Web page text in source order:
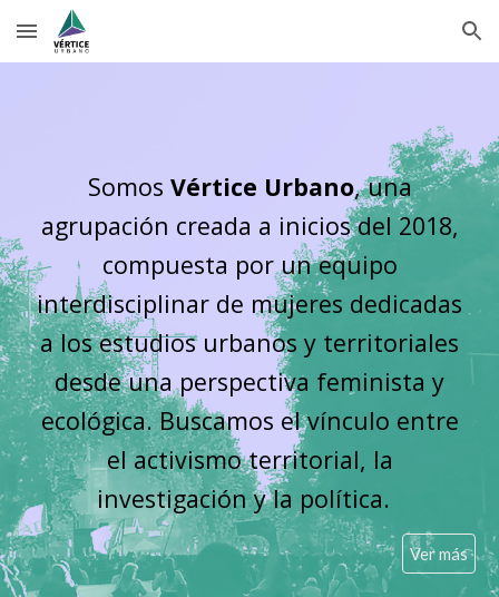
Skip to main content Skip to navigation
Somos Vértice Urbano,una
agrupación creada a inicios del 2018,
compuesta por un equipo
interdisciplinar de mujeres dedicadas
a los estudios urbanos y territoriales
desde una perspectiva feminista y
ecológica. Buscamos el vínculo entre
el activismo territorial, la
investigación y la política.
Ver más